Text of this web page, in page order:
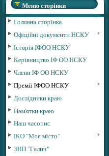
Меню сторінки
Головна сторінка
Офіційні документи НСКУ
Історія ІФОО НСКУ
Керівництво ІФ ОО НСКУ
Члени ІФ ОО НСКУ
Премії ІФОО НСКУ
Дослідники краю
Пам'ятки краю
Наш часопис
ІКО "Моє місто"
ЗНП "Галич"